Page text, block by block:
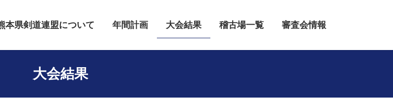
本県剣道連盟について 年間計画 大会結果 稽古場一覧 審査会情報
大会結果